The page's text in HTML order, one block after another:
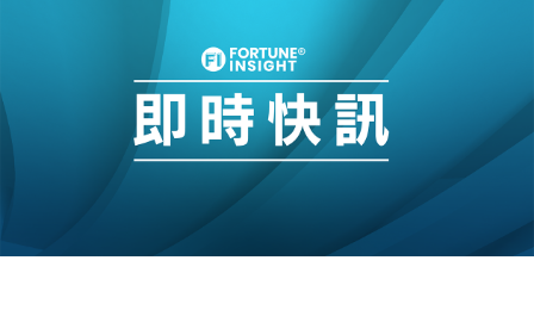
地產｜大酒店中期轉賺2300萬元 斥21億翻新香港及
國際｜特朗普赴洛杉磯高球場活動前 男子攜槍彈被捕
12:30
財經｜香港7月PMI回落至51 企業擴張放慢兼縮減人
財經｜黑石傳再籌逾360億美元 支援Anthropic租用